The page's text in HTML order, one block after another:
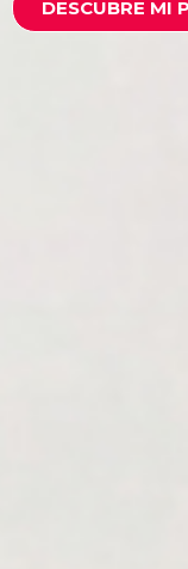
DESCUBRE MI